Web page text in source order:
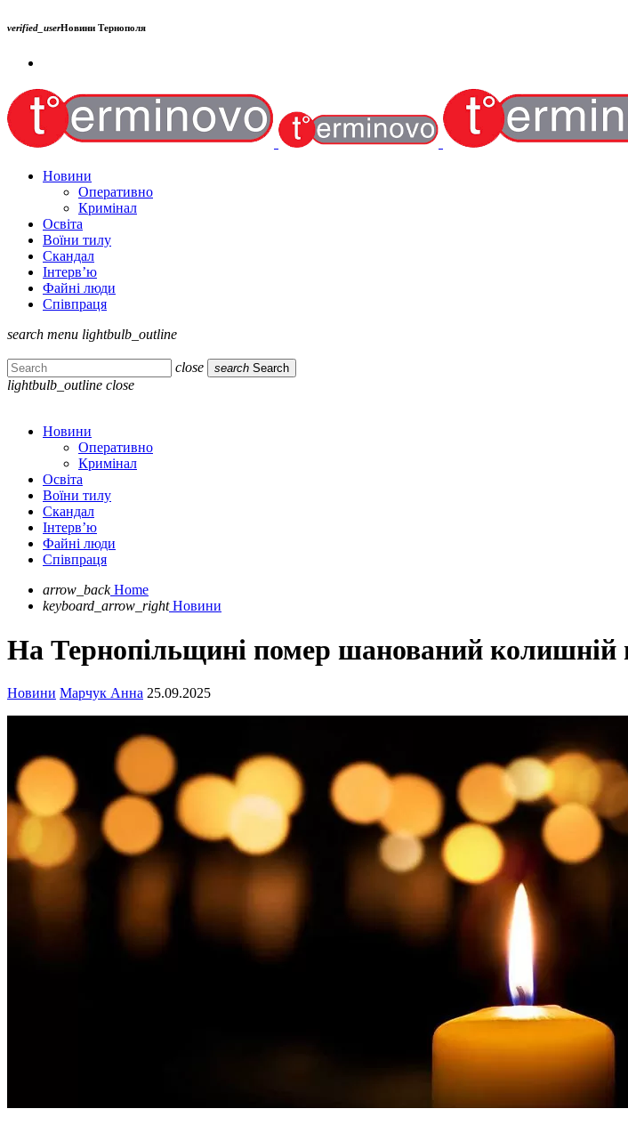
verified_userНовини Тернополя
Новини
Оперативно
Кримінал
Освіта
Воїни тилу
Скандал
Інтерв’ю
Файні люди
Співпраця
search menu lightbulb_outline
close search Search
lightbulb_outline close
Новини
Оперативно
Кримінал
Освіта
Воїни тилу
Скандал
Інтерв’ю
Файні люди
Співпраця
arrow_back Home
keyboard_arrow_right Новини
На Тернопільщині помер шанований колишній
Новини Марчук Анна 25.09.2025